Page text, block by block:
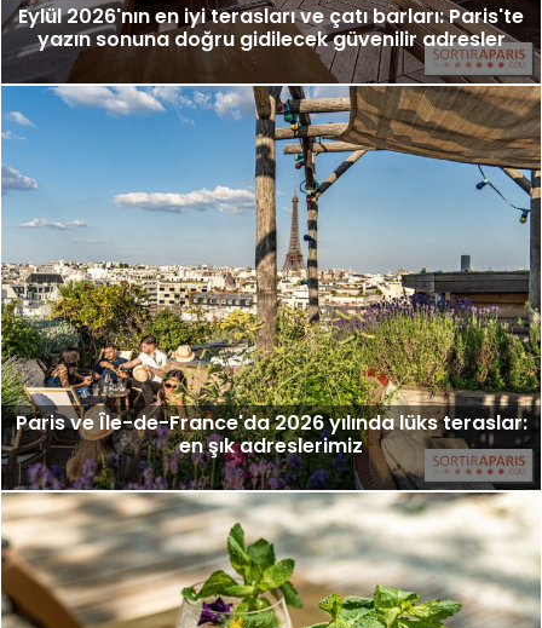
Eylül 2026'nın en iyi terasları ve çatı barları: Paris'te
yazın sonuna doğru gidilecek güvenilir adresler
Paris ve Île-de-France'da 2026 yılında lüks teraslar:
en şık adreslerimiz